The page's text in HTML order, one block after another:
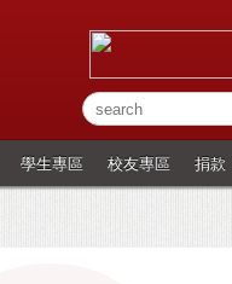
學生專區 校友專區 捐款